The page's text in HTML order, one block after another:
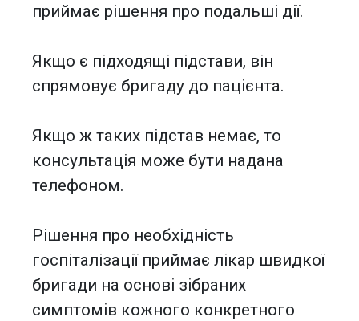
приймає рішення про подальші дії.
Якщо є підходящі підстави, він
спрямовує бригаду до пацієнта.
Якщо ж таких підстав немає, то
консультація може бути надана
телефоном.
Рішення про необхідність
госпіталізації приймає лікар швидкої
бригади на основі зібраних
симптомів кожного конкретного